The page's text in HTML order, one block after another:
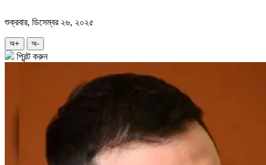
শুক্রবার, ডিসেম্বর ২৬, ২০২৫
অ+ অ-
প্রিন্ট করুন